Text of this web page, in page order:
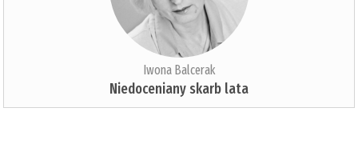
Iwona Balcerak
Niedoceniany skarb lata